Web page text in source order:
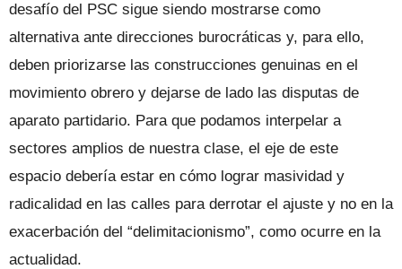
desafío del PSC sigue siendo mostrarse como
alternativa ante direcciones burocráticas y, para ello,
deben priorizarse las construcciones genuinas en el
movimiento obrero y dejarse de lado las disputas de
aparato partidario. Para que podamos interpelar a
sectores amplios de nuestra clase, el eje de este
espacio debería estar en cómo lograr masividad y
radicalidad en las calles para derrotar el ajuste y no en la
exacerbación del “delimitacionismo”, como ocurre en la
actualidad.